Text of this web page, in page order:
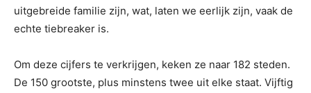
uitgebreide familie zijn, wat, laten we eerlijk zijn, vaak de
echte tiebreaker is.
Om deze cijfers te verkrijgen, keken ze naar 182 steden.
De 150 grootste, plus minstens twee uit elke staat. Vijftig